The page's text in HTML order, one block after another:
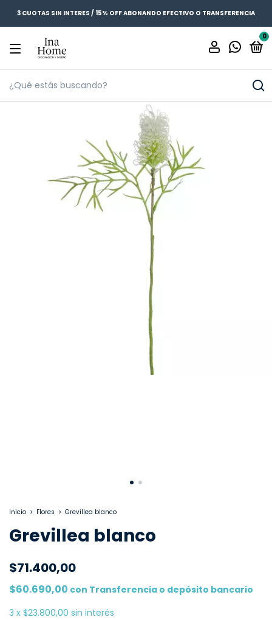
3 CUOTAS SIN INTERES / 15% OFF ABONANDO EFECTIVO O TRANSFERENCIA
0
Inicio > Flores > Grevillea blanco
Grevillea blanco
$71.400,00
$60.690,00 con Transferencia o depósito bancario
3 x $23.800,00 sin interés